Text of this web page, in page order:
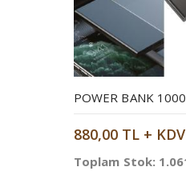
POWER BANK
880,00 TL + KDV
Toplam Stok: